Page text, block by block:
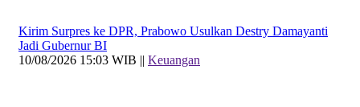
Kirim Surpres ke DPR, Prabowo Usulkan Destry Damayanti
Jadi Gubernur BI
10/08/2026 15:03 WIB || Keuangan